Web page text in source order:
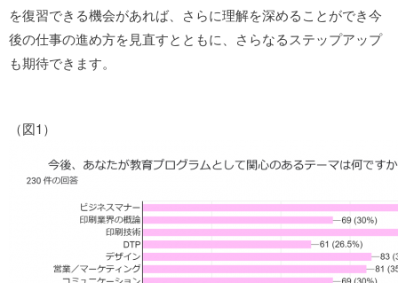
を復習できる機会があれば、さらに理解を深めることができ今
後の仕事の進め方を見直すとともに、さらなるステップアップ
も期待できます。
（図1）